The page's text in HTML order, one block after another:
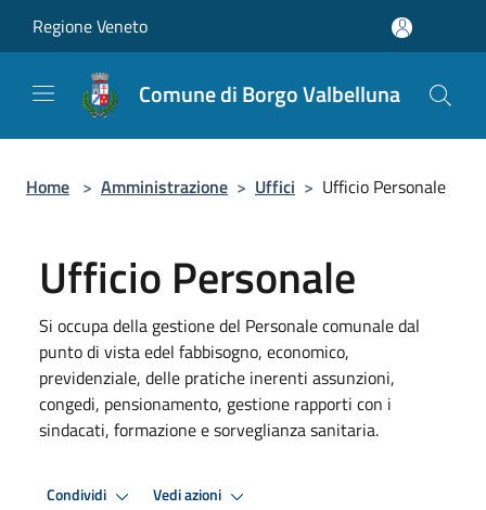
Regione Veneto
Comune di Borgo Valbelluna
Home > Amministrazione > Uffici > Ufficio Personale
Ufficio Personale
Si occupa della gestione del Personale comunale dal
punto di vista edel fabbisogno, economico,
previdenziale, delle pratiche inerenti assunzioni,
congedi, pensionamento, gestione rapporti con i
sindacati, formazione e sorveglianza sanitaria.
Condividi Vedi azioni